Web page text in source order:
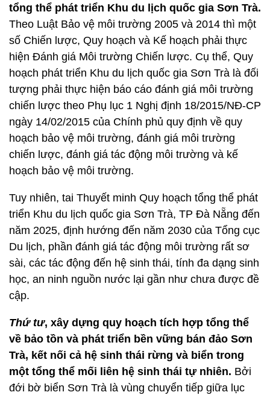
tổng thể phát triển Khu du lịch quốc gia Sơn Trà.
Theo Luật Bảo vệ môi trường 2005 và 2014 thì một
số Chiến lược, Quy hoạch và Kế hoạch phải thực
hiện Đánh giá Môi trường Chiến lược. Cụ thể, Quy
hoạch phát triển Khu du lịch quốc gia Sơn Trà là đối
tượng phải thực hiện báo cáo đánh giá môi trường
chiến lược theo Phụ lục 1 Nghị định 18/2015/NĐ-CP
ngày 14/02/2015 của Chính phủ quy định về quy
hoạch bảo vệ môi trường, đánh giá môi trường
chiến lược, đánh giá tác động môi trường và kế
hoạch bảo vệ môi trường.
Tuy nhiên, tai Thuyết minh Quy hoạch tổng thể phát
triển Khu du lịch quốc gia Sơn Trà, TP Đà Nẵng đến
năm 2025, định hướng đến năm 2030 của Tổng cục
Du lịch, phần đánh giá tác động môi trường rất sơ
sài, các tác động đến hệ sinh thái, tính đa dạng sinh
học, an ninh nguồn nước lại gần như chưa được đề
cập.
Thứ tư, xây dựng quy hoạch tích hợp tổng thể
về bảo tồn và phát triển bền vững bán đảo Sơn
Trà, kết nối cả hệ sinh thái rừng và biển trong
một tổng thể mối liên hệ sinh thái tự nhiên. Bởi
đới bờ biển Sơn Trà là vùng chuyển tiếp giữa lục